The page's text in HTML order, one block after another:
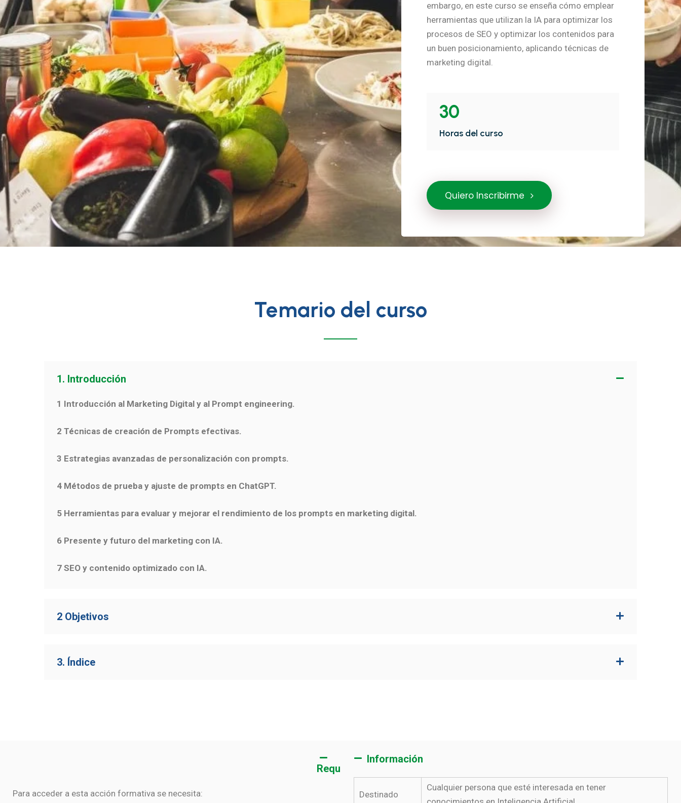
embargo, en este curso se enseña cómo emplear
herramientas que utilizan la IA para optimizar los
procesos de SEO y optimizar los contenidos para
un buen posicionamiento, aplicando técnicas de
marketing digital.
30
Horas del curso
Quiero Inscribirme
Temario del curso
1. Introducción
1 Introducción al Marketing Digital y al Prompt engineering.
2 Técnicas de creación de Prompts efectivas.
3 Estrategias avanzadas de personalización con prompts.
4 Métodos de prueba y ajuste de prompts en ChatGPT.
5 Herramientas para evaluar y mejorar el rendimiento de los prompts en marketing digital.
6 Presente y futuro del marketing con IA.
7 SEO y contenido optimizado con IA.
2 Objetivos
3. Índice
Requesitos
Para acceder a esta acción formativa se necesita:
Información
Destinado
Cualquier persona que esté interesada en tener